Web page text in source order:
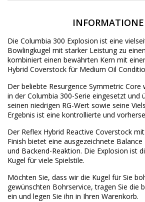
Die Columbia 300 Explosion ist eine
Bowlingkugel mit starker Leistung zu
kombiniert einen bewährten Kern mit
Hybrid Coverstock für Medium Oil
Der beliebte Resurgence Symmetric Core
in der Columbia 300-Serie eingesetzt und
seinen niedrigen RG-Wert sowie seine
Ergebnis ist eine kontrollierte und
Der Reflex Hybrid Reactive Coverstock
Finish bietet eine ausgezeichnete
und Backend-Reaktion. Die Explosion ist
Kugel für viele Spielstile.
Möchten Sie, dass wir die Kugel für Sie
gewünschten Bohrservice, tragen Sie die
ein und legen Sie ihn in Ihren Warenkorb.